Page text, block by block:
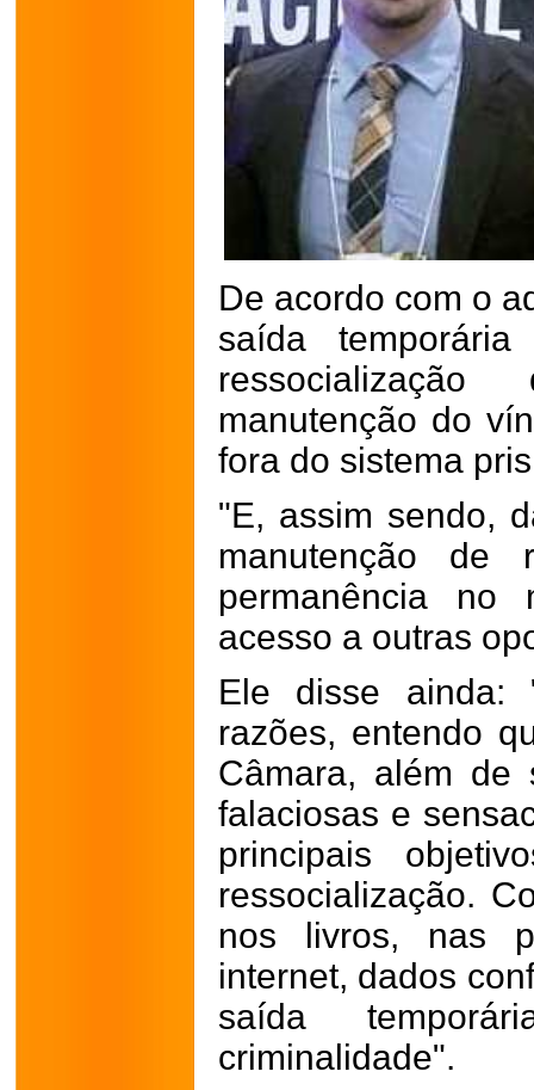
De acordo com o
saída
manutenção do
fora do sistema
"E, assim sendo,
manutenção de
permanência no
acesso a outras
Ele disse ainda:
razões, entendo
Câmara, além de
falaciosas e
principais
ressocialização.
nos livros, nas
internet, dados
saída
criminalidade".